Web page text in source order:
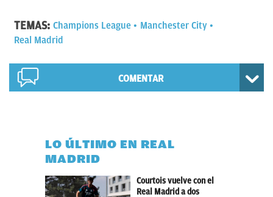
TEMAS: Champions League
Manchester City
Real Madrid
COMENTAR
LO ÚLTIMO EN REAL
MADRID
Courtois vuelve con el
Real Madrid a dos